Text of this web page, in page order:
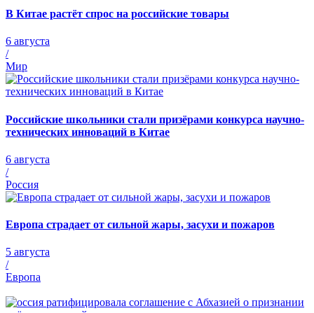
В Китае растёт спрос на российские товары
6 августа
/
Мир
Российские школьники стали призёрами конкурса научно-
технических инноваций в Китае
6 августа
/
Россия
Европа страдает от сильной жары, засухи и пожаров
5 августа
/
Европа